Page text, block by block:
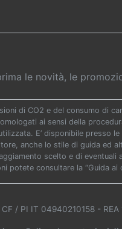
le novità, le
di CO2 e del consumo di
ai sensi della
E’ disponibile presso
anche lo stile di guida ed
scelto e di
potete consultare la “Guida
CF / PI IT 04940210158 -